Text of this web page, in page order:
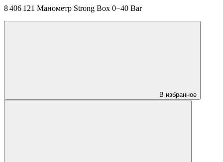
8 406 121 Манометр Strong Box 0−40 Bar
В избранное